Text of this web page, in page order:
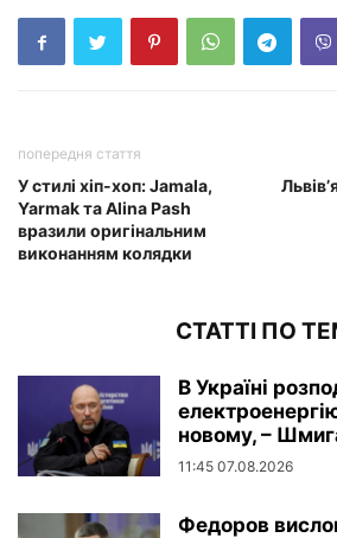
попередня стаття
У стилі хіп-хоп: Jamala,
Yarmak та Alina Pash
вразили оригінальним
виконанням колядки
СТАТТІ ПО
В Україні
новому, –
11:45 07.08.2026
Федоров